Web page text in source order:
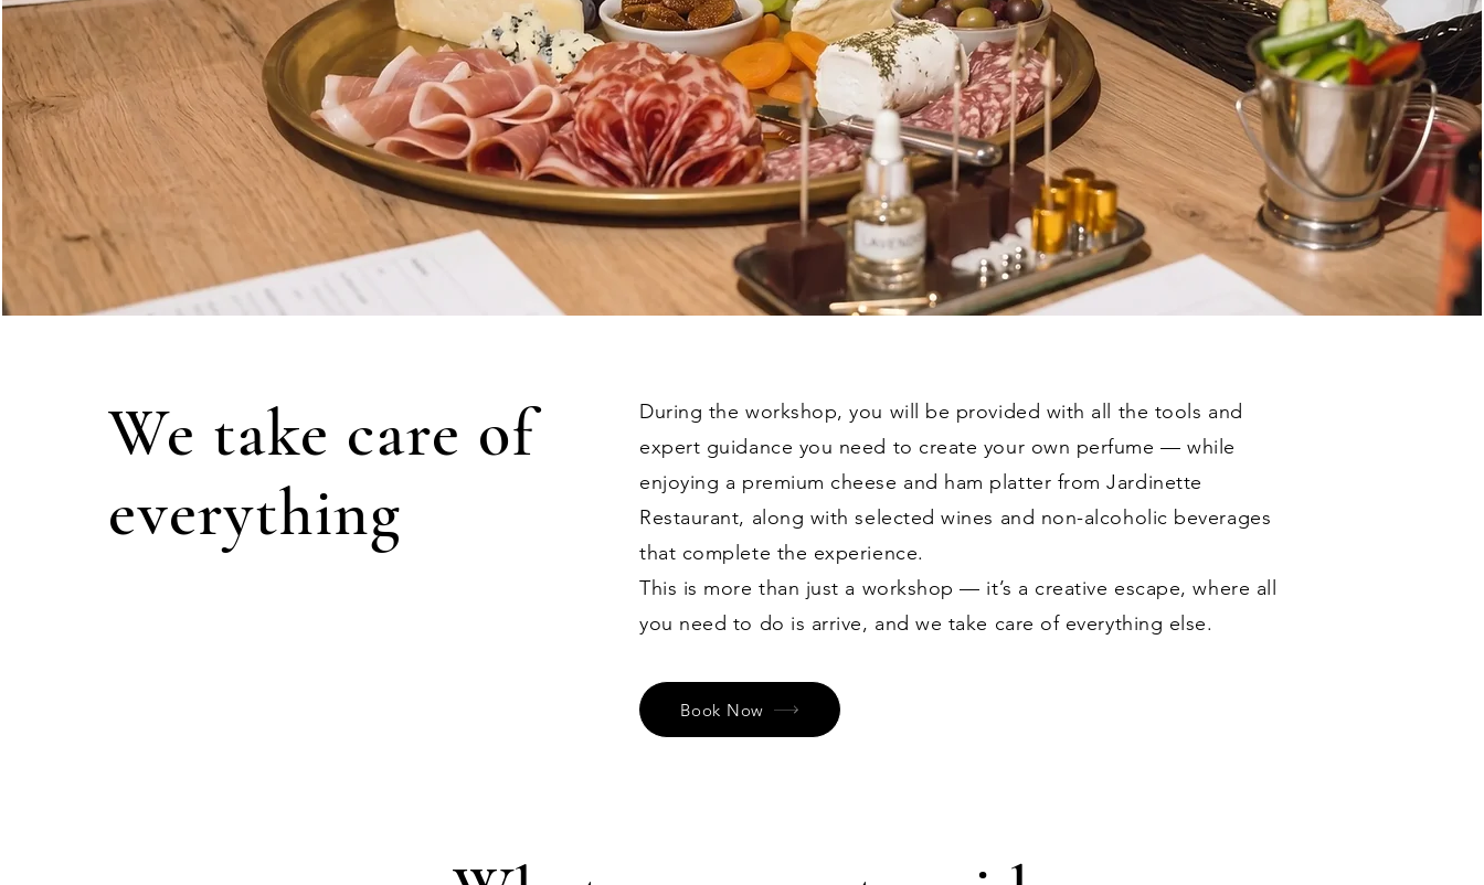
We take care of
everything
During the workshop, you will be provided with all the tools and
expert guidance you need to create your own perfume — while
enjoying a premium cheese and ham platter from Jardinette
Restaurant, along with selected wines and non-alcoholic beverages
that complete the experience.
This is more than just a workshop — it’s a creative escape, where all
you need to do is arrive, and we take care of everything else.
Book Now